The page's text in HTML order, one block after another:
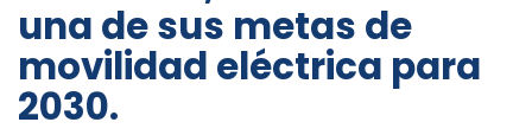
una de sus metas de
movilidad eléctrica para
2030.